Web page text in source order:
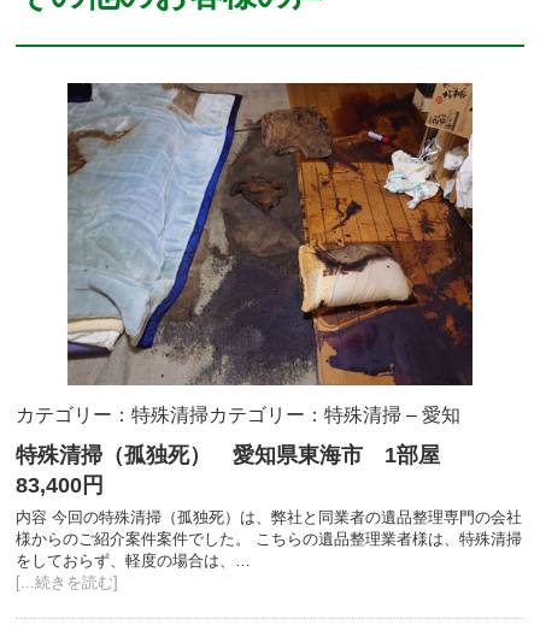
カテゴリー：特殊清掃カテゴリー：特殊清掃 – 愛知
特殊清掃（孤独死） 愛知県東海市 1部屋
83,400円
内容 今回の特殊清掃（孤独死）は、弊社と同業者の遺品整理専門の会社
様からのご紹介案件案件でした。 こちらの遺品整理業者様は、特殊清掃
をしておらず、軽度の場合は、…
[...続きを読む]